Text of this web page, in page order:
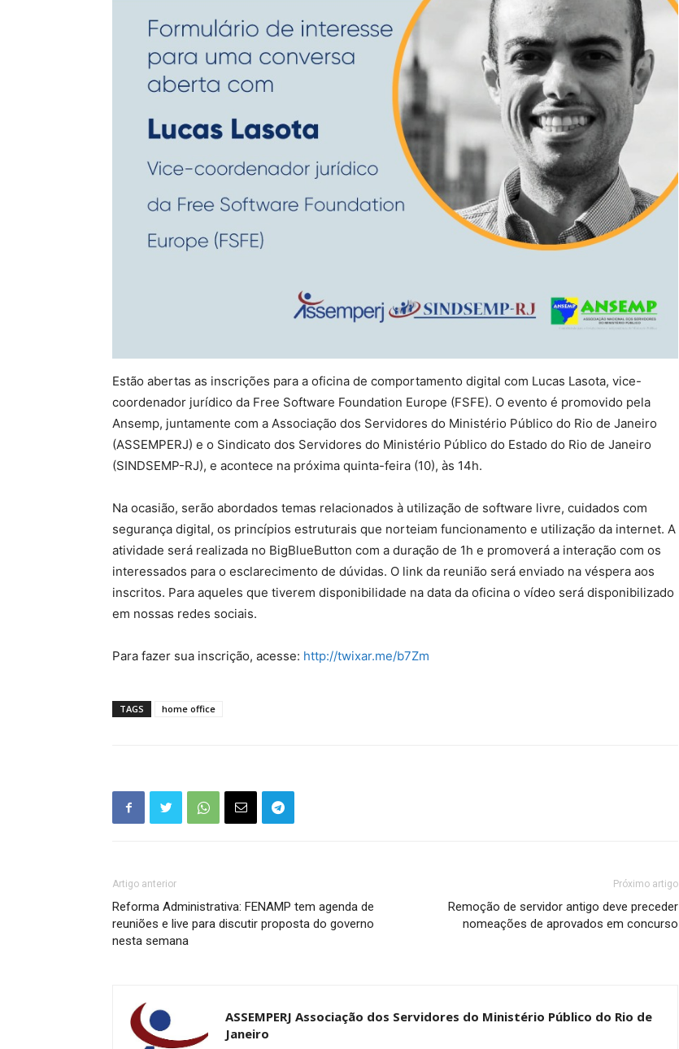
Estão abertas as inscrições para a oficina de comportamento digital com Lucas Lasota, vice-
coordenador jurídico da Free Software Foundation Europe (FSFE). O evento é promovido pela
Ansemp, juntamente com a Associação dos Servidores do Ministério Público do Rio de Janeiro
(ASSEMPERJ) e o Sindicato dos Servidores do Ministério Público do Estado do Rio de Janeiro
(SINDSEMP-RJ), e acontece na próxima quinta-feira (10), às 14h.
Na ocasião, serão abordados temas relacionados à utilização de software livre, cuidados com
segurança digital, os princípios estruturais que norteiam funcionamento e utilização da internet. A
atividade será realizada no BigBlueButton com a duração de 1h e promoverá a interação com os
interessados para o esclarecimento de dúvidas. O link da reunião será enviado na véspera aos
inscritos. Para aqueles que tiverem disponibilidade na data da oficina o vídeo será disponibilizado
em nossas redes sociais.
Para fazer sua inscrição, acesse: http://twixar.me/b7Zm
TAGS home office
Artigo anterior
Reforma Administrativa: FENAMP tem agenda de
reuniões e live para discutir proposta do governo
nesta semana
Próximo artigo
Remoção de servidor antigo deve preceder
nomeações de aprovados em concurso
ASSEMPERJ Associação dos Servidores do Ministério Público do Rio de
Janeiro